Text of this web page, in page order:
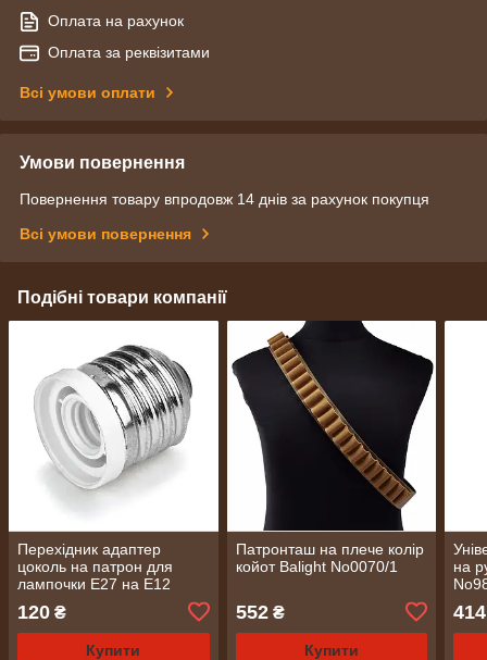
Оплата на рахунок
Оплата за реквізитами
Всі умови оплати
Умови повернення
Повернення товару впродовж 14 днів за рахунок покупця
Всі умови повернення
Подібні товари компанії
Перехідник адаптер
цоколь на патрон для
лампочки Е27 на Е12
120 ₴
Купити
Патронташ на плече колір
койот Balight No0070/1
552₴
Купити
на
414